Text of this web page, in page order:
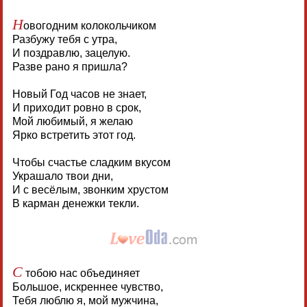
Новогодним колокольчиком
Разбужу тебя с утра,
И поздравлю, зацелую.
Разве рано я пришла?
Новый Год часов не знает,
И приходит ровно в срок,
Мой любимый, я желаю
Ярко встретить этот год.
Чтобы счастье сладким вкусом
Украшало твои дни,
И с весёлым, звонким хрустом
В карман денежки текли.
Стобою нас объединяет
Большое, искреннее чувство,
Тебя люблю я, мой мужчина,